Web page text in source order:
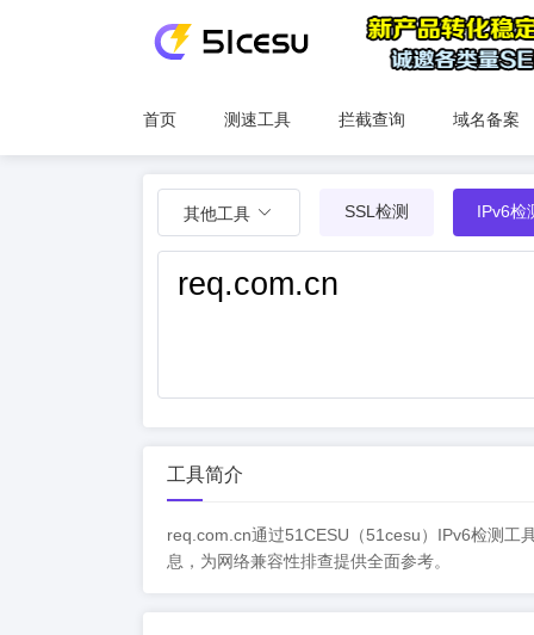
首页 测速工具 拦截查询 域名备案
其他工具 SSL检测 IPv6检
工具简介
req.com.cn通过51CESU（51cesu）IPv6检测工
息，为网络兼容性排查提供全面参考。